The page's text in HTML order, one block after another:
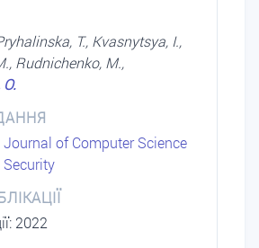
T., Kvasnytsya, I.,
Rudnichenko, M.,
of Computer Science
2022